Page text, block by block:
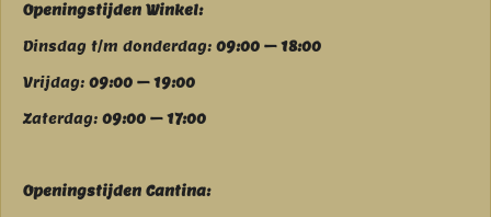
Openingstijden Winkel:
Dinsdag t/m donderdag: 09:00 – 18:00
Vrijdag: 09:00 – 19:00
Zaterdag: 09:00 – 17:00
Openingstijden Cantina: